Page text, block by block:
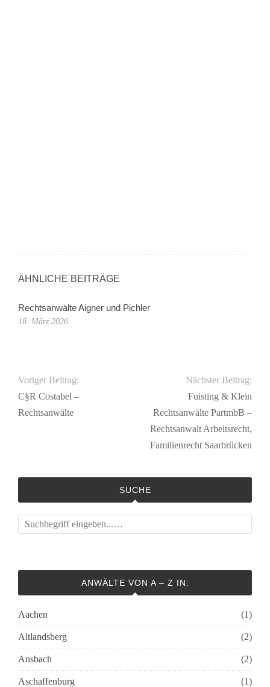
ÄHNLICHE BEITRÄGE
Rechtsanwälte Aigner und Pichler
18. März 2026
Voriger Beitrag:
C§R Costabel –
Rechtsanwälte
Nächster Beitrag:
Fuisting & Klein
Rechtsanwälte PartmbB –
Rechtsanwalt Arbeitsrecht,
Familienrecht Saarbrücken
SUCHE
ANWÄLTE VON A – Z IN:
Aachen (1)
Altlandsberg (2)
Ansbach (2)
Aschaffenburg (1)